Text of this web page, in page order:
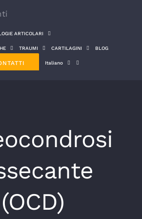
ARTICOLARI
TRAUMI CARTILAGINI BLOG
Italiano
(OCD)